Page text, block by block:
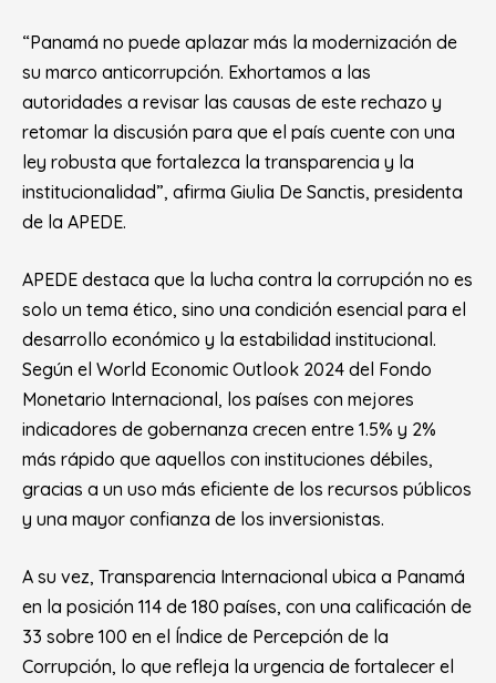
“Panamá no puede aplazar más la modernización de
su marco anticorrupción. Exhortamos a las
autoridades a revisar las causas de este rechazo y
retomar la discusión para que el país cuente con una
ley robusta que fortalezca la transparencia y la
institucionalidad”, afirma Giulia De Sanctis, presidenta
de la APEDE.
APEDE destaca que la lucha contra la corrupción no es
solo un tema ético, sino una condición esencial para el
desarrollo económico y la estabilidad institucional.
Según el World Economic Outlook 2024 del Fondo
Monetario Internacional, los países con mejores
indicadores de gobernanza crecen entre 1.5% y 2%
más rápido que aquellos con instituciones débiles,
gracias a un uso más eficiente de los recursos públicos
y una mayor confianza de los inversionistas.
A su vez, Transparencia Internacional ubica a Panamá
en la posición 114 de 180 países, con una calificación de
33 sobre 100 en el Índice de Percepción de la
Corrupción, lo que refleja la urgencia de fortalecer el